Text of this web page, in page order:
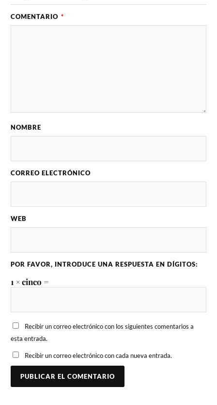
COMENTARIO *
NOMBRE
CORREO ELECTRÓNICO
WEB
POR FAVOR, INTRODUCE UNA RESPUESTA EN DÍGITOS:
1 × cinco =
Recibir un correo electrónico con los siguientes comentarios a
esta entrada.
Recibir un correo electrónico con cada nueva entrada.